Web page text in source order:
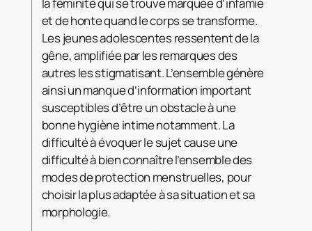
et de honte quand le corps se transforme.
Les jeunes adolescentes ressentent de la
gêne, amplifiée par les remarques des
autres les stigmatisant. L’ensemble génère
ainsi un manque d’information important
susceptibles d’être un obstacle à une
bonne hygiène intime notamment. La
difficulté à évoquer le sujet cause une
difficulté à bien connaître l’ensemble des
modes de protection menstruelles, pour
choisir la plus adaptée à sa situation et sa
morphologie.